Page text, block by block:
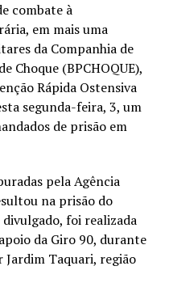
combate à
em mais uma
da Companhia de
Choque (BPCHOQUE),
Rápida Ostensiva
segunda-feira, 3, um
de prisão em
pela Agência
na prisão do
foi realizada
da Giro 90, durante
Taquari, região